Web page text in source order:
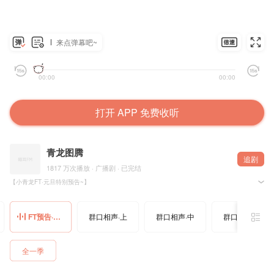
来点弹幕吧~
00:00 00:00
打开 APP 免费收听
青龙图腾
1817 万次播放 · 广播剧 · 已完结
追剧
【小青龙FT·元旦特别预告~】
就有机会在FT现场被选中回答！
策划/导演：石泰铭
后期/监制：小槿
执行策划：古月丽莎玛
FT预告·小剧场 群口相声·上 群口相声·中 群口相声·下
全一季